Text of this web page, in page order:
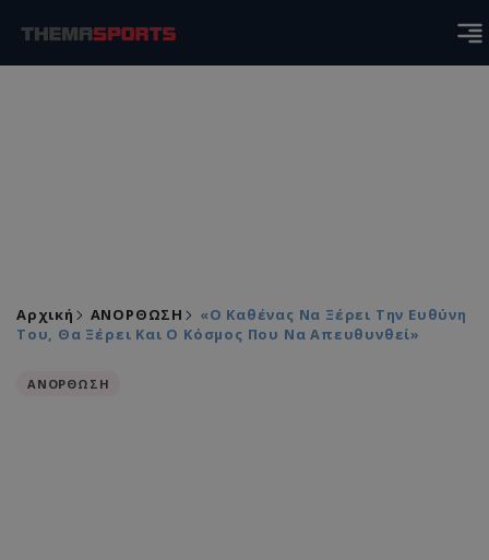
Αρχική ΑΝΟΡΘΩΣΗ
«Ο Καθένας Να Ξέρει Την Ευθύνη
Του, Θα Ξέρει Και Ο Κόσμος Που Να Απευθυνθεί»
ΑΝΟΡΘΩΣΗ